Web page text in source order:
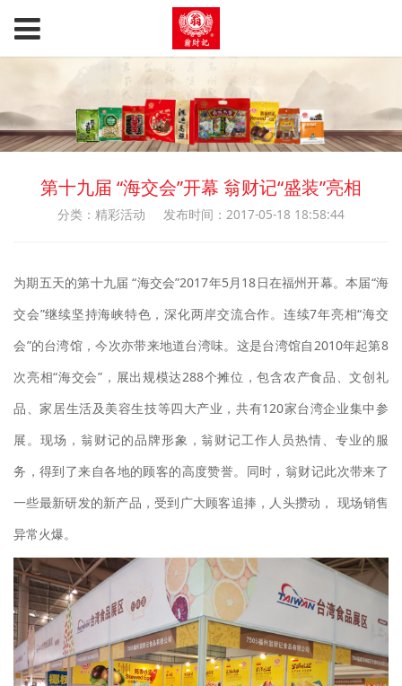
第十九届 “海交会”开幕 翁财记“盛装”亮相
分类：精彩活动 发布时间：2017-05-18 18:58:44
为期五天的第十九届 “海交会”2017年5月18日在福州开幕。本届“海
交会”继续坚持海峡特色，深化两岸交流合作。连续7年亮相“海交
会”的台湾馆，今次亦带来地道台湾味。这是台湾馆自2010年起第8
次亮相“海交会”，展出规模达288个摊位，包含农产食品、文创礼
品、家居生活及美容生技等四大产业，共有120家台湾企业集中参
展。现场，翁财记的品牌形象，翁财记工作人员热情、专业的服
务，得到了来自各地的顾客的高度赞誉。同时，翁财记此次带来了
一些最新研发的新产品，受到广大顾客追捧，人头攒动， 现场销售
异常火爆。